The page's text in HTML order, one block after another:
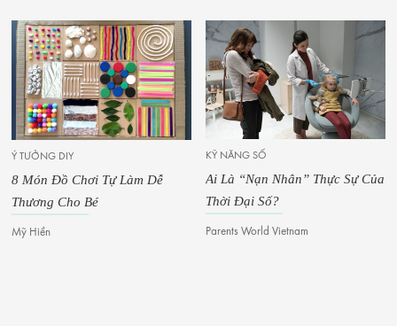
Ý TƯỞNG DIY
8 Món Đồ Chơi Tự Làm Dễ
Thương Cho Bé
Mỹ Hiền
KỸ NĂNG SỐ
Ai Là “Nạn Nhân” Thực Sự Của
Thời Đại Số?
Parents World Vietnam